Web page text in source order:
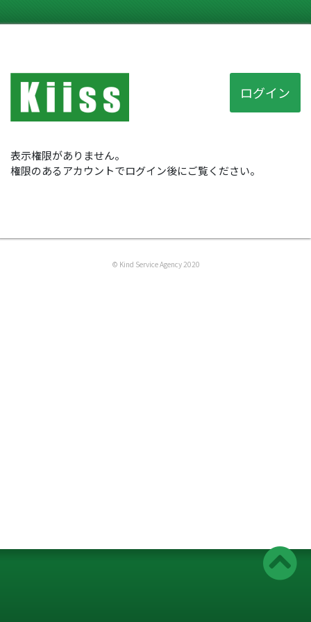
ログイン
表示権限がありません。
権限のあるアカウントでログイン後にご覧ください。
© Kind Service Agency 2020